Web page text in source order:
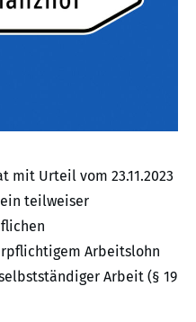
mit Urteil vom 23.11.2023
teilweiser
Arbeitslohn
Arbeit (§ 19